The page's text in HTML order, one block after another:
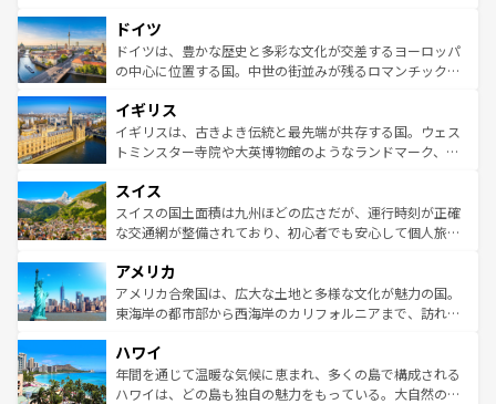
せる。地方によって風土や気候が異なるスペインはその個
性で訪れる人を魅了する。 なお、新着のスペイン情報は コ
ンテンツ一覧を参照してほしい。
で、幅広い魅力が詰まっている。華麗な宮殿、歴史的な大
聖堂、美しいビーチ、そして豊かな自然が、訪れる者を心
から魅了する。また、フランスは美食の国としても知ら
いる。シャンパンの発祥地であるランス、プロヴァンスの
香り高いラベンダー畑など、多彩な楽しみ方が可能だ。さ
らに、パリ以外の地域にも魅力が溢れており、どの街角に
れる地方に足を運ぶとそれぞれで全く異なる文化を体験で
きるだろう。 なお、新着のフランス情報はコンテンツ一覧
を参照してほしい。
ドイツ
ドイツは、豊かな歴史と多彩な文化が交差するヨーロッパ
の中心に位置する国。中世の街並みが残るロマンチック街
顔を持つこの国は、どこを歩いても飽きることがない。ベ
ルリンの文化的活気、バイエルン州のアルプスの絶景、そ
してライン川沿いのワイン畑といった風景は必見。ビール
は、お酒好きな人にはぜひ体験してほしい。 なお、新着の
ドイツ情報はコンテンツ一覧を参照してほしい。
イギリス
イギリスは、古きよき伝統と最先端が共存する国。ウェス
トミンスター寺院や大英博物館のようなランドマーク、歴
リアごとに異なる魅力がある。また、優雅なアフタヌーン
ティー、ビール好きにはたまらない英国パブ、サッカー観
戦など、本場だからこそできる体験も豊富。イギリスを旅
ンツ一覧を参照してほしい。
スイス
スイスの国土面積は九州ほどの広さだが、運行時刻が正確
な交通網が整備されており、初心者でも安心して個人旅行
の建物がそのまま残る町や、スイスならではのユニークな
博物館もあり、アルプス観光だけでなく町歩きも満喫する
ことができる。国民の所得が高いため物価も高いが、旅行
ば市内交通費無料で観光を楽しむこともできる。 なお、新
着のスイス情報はコンテンツ一覧 を参照してほしい。
アメリカ
アメリカ合衆国は、広大な土地と多様な文化が魅力の国。
東海岸の都市部から西海岸のカリフォルニアまで、訪れる
のような巨大都市は、観光、ショッピング、エンターテイ
ンメントが詰まった刺激的なスポットだ。一方、アメリカ
西部には大自然が広がり、グランドキャニオンやイエロー
ハワイ
年間を通じて温暖な気候に恵まれ、多くの島で構成される
ハワイは、どの島も独自の魅力をもっている。大自然の神